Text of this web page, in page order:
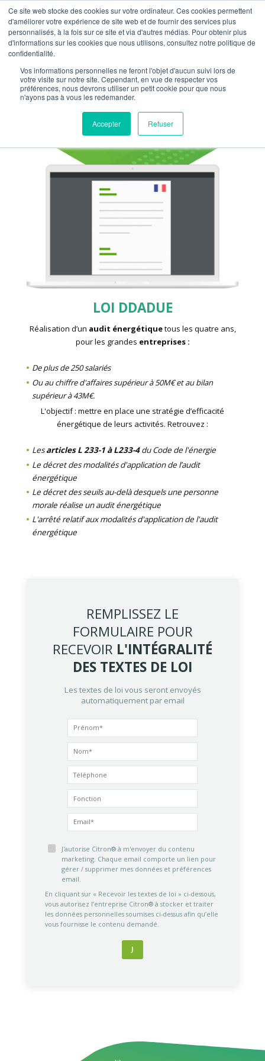
Ce site web stocke des cookies sur votre ordinateur. Ces cookies permettent
d'améliorer votre expérience de site web et de fournir des services plus
personnalisés, à la fois sur ce site et via d'autres médias. Pour obtenir plus
d'informations sur les cookies que nous utilisons, consultez notre politique de
confidentialité.
Vos informations personnelles ne feront l'objet d'aucun suivi lors de
votre visite sur notre site. Cependant, en vue de respecter vos
préférences, nous devrons utiliser un petit cookie pour que nous
n'ayons pas à vous les redemander.
Accepter Refuser
Téléchargez les textes de loi
pour connaître toutes
les spécificités inhérentesà
l'audit énergétique
réglementaire
LOI DDADUE
Réalisation d’un audit énergétiquetous les quatre ans,
pour les grandes entreprises :
De plus de 250 salariés
Ou au chiffre d'affaires supérieur à 50M€ et au bilan
supérieur à 43M€.
L'objectif : mettre en place une stratégie d’efficacité
énergétique de leurs activités. Retrouvez :
Lesarticles L 233-1 à L233-4du Code de l'énergie
Le décret des modalités d'application de l’audit
énergétique
Le décret des seuils au-delà desquels une personne
morale réalise un audit énergétique
L'arrêté relatif aux modalités d'application de l'audit
énergétique
REMPLISSEZ LE
FORMULAIRE POUR
RECEVOIR L'INTÉGRALITÉ
DES TEXTES DE LOI
Les textes de loi vous seront envoyés
automatiquement par email
J'autorise Citron® à m'envoyer du contenu
marketing. Chaque email comporte un lien pour
gérer / supprimer mes données et préférences
email.
En cliquant sur « Recevoir les textes de loi » ci-dessous,
vous autorisez l’entreprise Citron® à stocker et traiter
les données personnelles soumises ci-dessus afin qu’elle
vous fournisse le contenu demandé.